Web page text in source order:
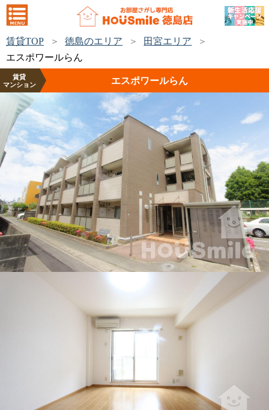
賃貸TOP 徳島のエリア
田宮エリア
エスポワールらん
賃貸
マンション
エスポワールらん